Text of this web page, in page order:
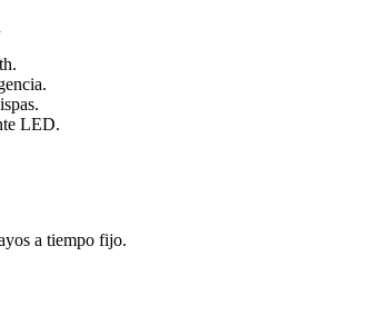
LED.
a tiempo fijo.